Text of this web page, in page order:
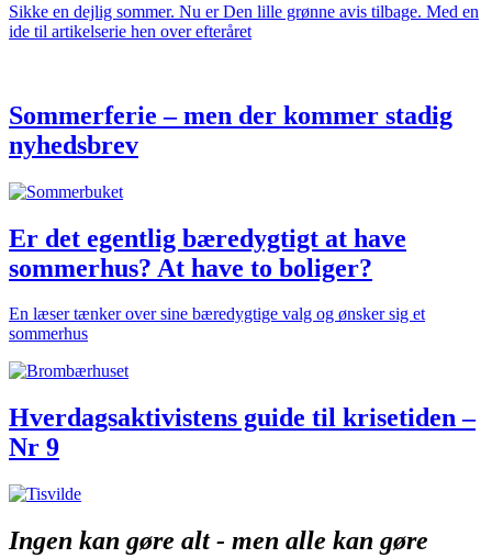
Sikke en dejlig sommer. Nu er Den lille grønne avis tilbage. Med en
ide til artikelserie hen over efteråret
Sommerferie – men der kommer stadig
nyhedsbrev
Er det egentlig bæredygtigt at have
sommerhus? At have to boliger?
En læser tænker over sine bæredygtige valg og ønsker sig et
sommerhus
Hverdagsaktivistens guide til krisetiden –
Nr 9
Ingen kan gøre alt - men alle kan gøre